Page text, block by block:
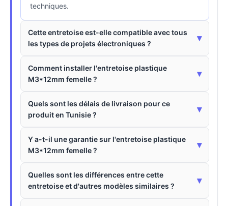
techniques.
Cette entretoise est-elle compatible avec tous
les types de projets électroniques ?
▾
Comment installer l'entretoise plastique
M3*12mm femelle ?
▾
Quels sont les délais de livraison pour ce
produit en Tunisie ?
▾
Y a-t-il une garantie sur l'entretoise plastique
M3*12mm femelle ?
▾
Quelles sont les différences entre cette
entretoise et d'autres modèles similaires ?
▾